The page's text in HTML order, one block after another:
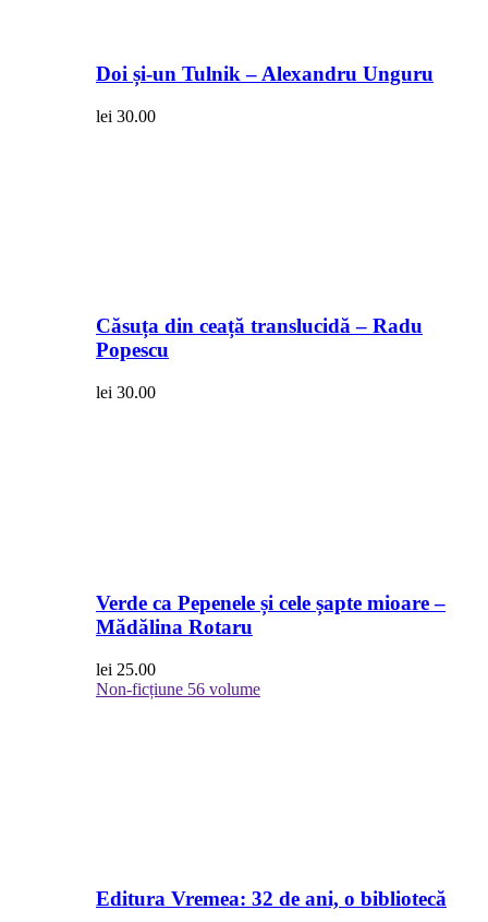
Doi și-un Tulnik – Alexandru Unguru
lei 30.00
Căsuța din ceață translucidă – Radu
Popescu
lei 30.00
Verde ca Pepenele și cele șapte mioare –
Mădălina Rotaru
lei 25.00
Non-ficțiune 56 volume
Editura Vremea: 32 de ani, o bibliotecă